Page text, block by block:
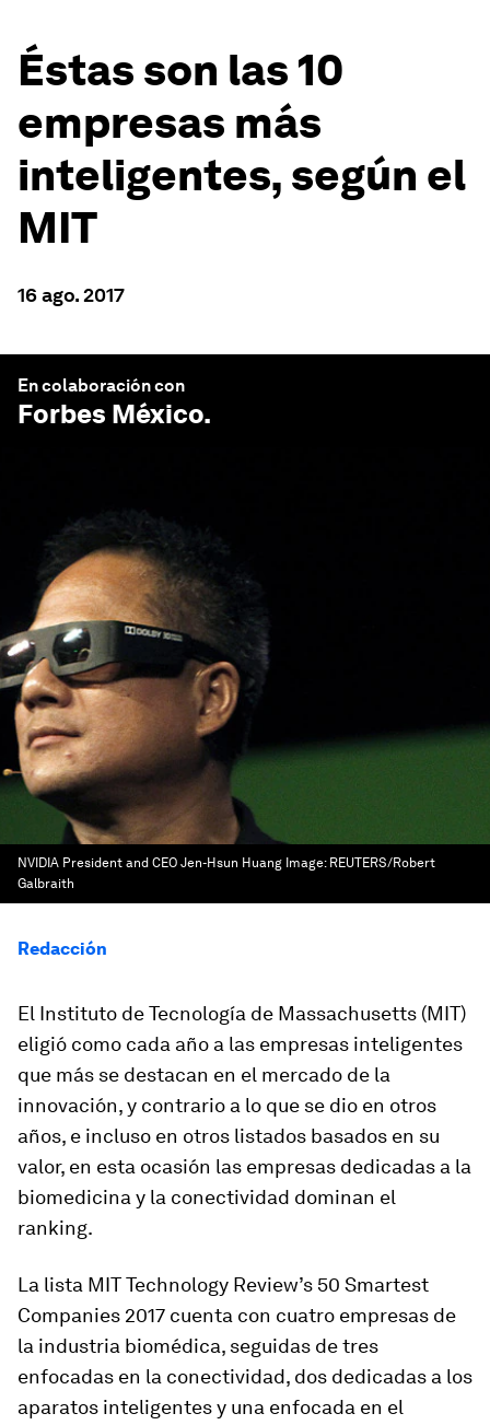
Éstas son las 10
empresas más
inteligentes, según el
MIT
16 ago. 2017
En colaboración con
Forbes México.
NVIDIA President and CEO Jen-Hsun Huang Image: REUTERS/Robert
Galbraith
Redacción
El Instituto de Tecnología de Massachusetts (MIT)
eligió como cada año a las empresas inteligentes
que más se destacan en el mercado de la
innovación, y contrario a lo que se dio en otros
años, e incluso en otros listados basados en su
valor, en esta ocasión las empresas dedicadas a la
biomedicina y la conectividad dominan el
ranking.
La lista MIT Technology Review’s 50 Smartest
Companies 2017 cuenta con cuatro empresas de
la industria biomédica, seguidas de tres
enfocadas en la conectividad, dos dedicadas a los
aparatos inteligentes y una enfocada en el